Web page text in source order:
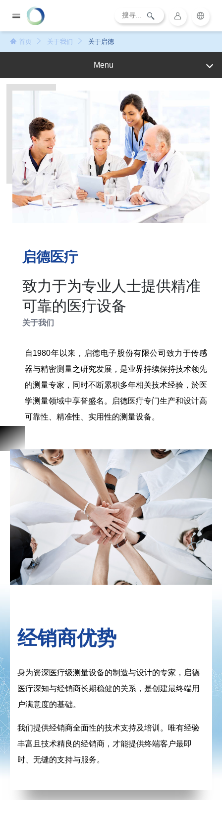
首页 关于我们 关于启德
Menu
启德医疔
致力于为专业人士提供精准
可靠的医疔设备
关于我们
自1980年以来，启德电子股份有限公司致力于传感
器与精密测量之研究发展，是业界持续保持技术领先
的测量专家，同时不断累积多年相关技术经验，於医
学测量领域中享誉盛名。启德医疔专门生产和设计高
可靠性、精准性、实用性的测量设备。
经销商优势
身为资深医疔级测量设备的制造与设计的专家，启德
医疔深知与经销商长期稳健的关系，是创建最终端用
户满意度的基础。
我们提供经销商全面性的技术支持及培训。唯有经验
丰富且技术精良的经销商，才能提供终端客户最即
时、无缝的支持与服务。